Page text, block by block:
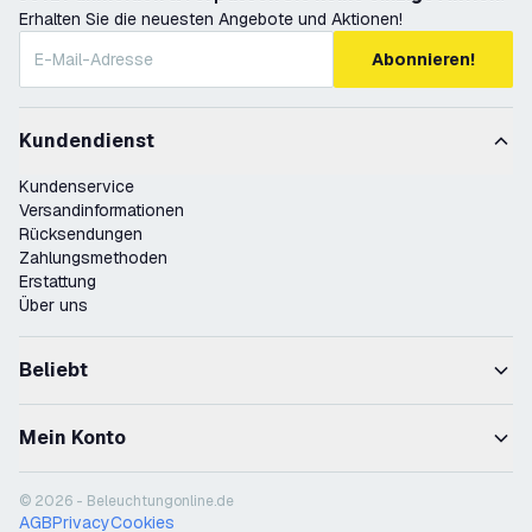
Erhalten Sie die neuesten Angebote und Aktionen!
Abonnieren!
Kundendienst
Kundenservice
Versandinformationen
Rücksendungen
Zahlungsmethoden
Erstattung
Über uns
Beliebt
Mein Konto
© 2026 - Beleuchtungonline.de
AGBPrivacyCookies